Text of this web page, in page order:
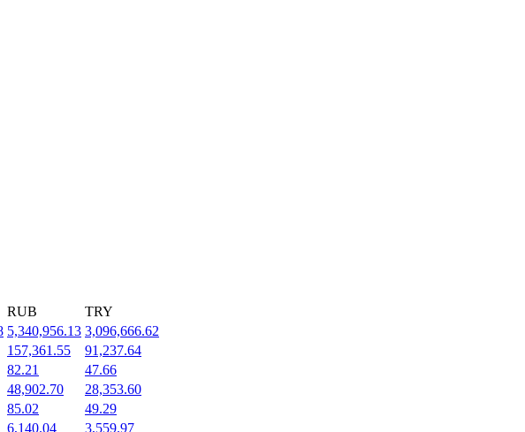
RUB
TRY
5,340,956.13 3,096,666.62
157,361.55
91,237.64
82.21
47.66
48,902.70
28,353.60
85.02
49.29
6,140.04
3,559.97